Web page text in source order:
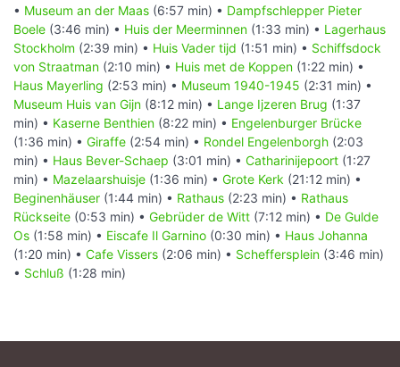
• Museum an der Maas (6:57 min) • Dampfschlepper Pieter
Boele (3:46 min) • Huis der Meerminnen (1:33 min) • Lagerhaus
Stockholm (2:39 min) • Huis Vader tijd (1:51 min) • Schiffsdock
von Straatman (2:10 min) • Huis met de Koppen (1:22 min) •
Haus Mayerling (2:53 min) • Museum 1940-1945 (2:31 min) •
Museum Huis van Gijn (8:12 min) • Lange Ijzeren Brug (1:37
min) • Kaserne Benthien (8:22 min) • Engelenburger Brücke
(1:36 min) • Giraffe (2:54 min) • Rondel Engelenborgh (2:03
min) • Haus Bever-Schaep (3:01 min) • Catharinijepoort (1:27
min) • Mazelaarshuisje (1:36 min) • Grote Kerk (21:12 min) •
Beginenhäuser (1:44 min) • Rathaus (2:23 min) • Rathaus
Rückseite (0:53 min) • Gebrüder de Witt (7:12 min) • De Gulde
Os (1:58 min) • Eiscafe Il Garnino (0:30 min) • Haus Johanna
(1:20 min) • Cafe Vissers (2:06 min) • Scheffersplein (3:46 min)
• Schluß (1:28 min)